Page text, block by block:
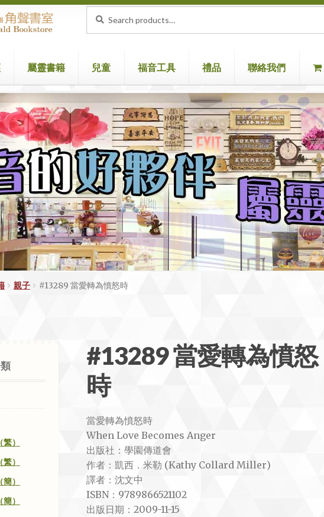
for:
屬靈書籍 兒童 福音工具 禮品 聯絡我們
Checkout 聖經機 首頁 聖經 聯絡我們
親子 #13289 當愛轉為憤怒時
#13289 當愛轉為憤怒
時
當愛轉為憤怒時
When Love Becomes Anger
出版社：學園傳道會
作者：凱西．米勒 (Kathy Collard Miller)
譯者：沈文中
ISBN：9789866521102
出版日期：2009-11-15
）
）
）
）